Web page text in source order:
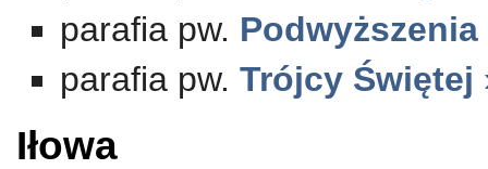
parafia pw.
parafia pw. Trójcy Świętej
Iłowa